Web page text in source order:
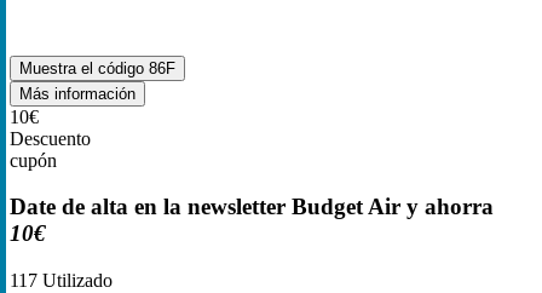
Muestra el código 86F
Más información
10€
Descuento
cupón
Date de alta en la newsletter Budget Air y ahorra
10€
117 Utilizado